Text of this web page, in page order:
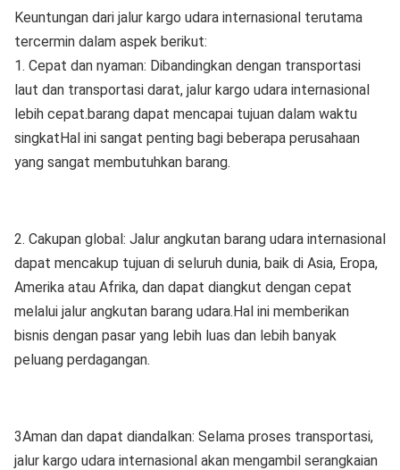
Keuntungan dari jalur kargo udara internasional terutama
tercermin dalam aspek berikut:
1. Cepat dan nyaman: Dibandingkan dengan transportasi
laut dan transportasi darat, jalur kargo udara internasional
lebih cepat.barang dapat mencapai tujuan dalam waktu
singkatHal ini sangat penting bagi beberapa perusahaan
yang sangat membutuhkan barang.
2. Cakupan global: Jalur angkutan barang udara internasional
dapat mencakup tujuan di seluruh dunia, baik di Asia, Eropa,
Amerika atau Afrika, dan dapat diangkut dengan cepat
melalui jalur angkutan barang udara.Hal ini memberikan
bisnis dengan pasar yang lebih luas dan lebih banyak
peluang perdagangan.
3Aman dan dapat diandalkan: Selama proses transportasi,
jalur kargo udara internasional akan mengambil serangkaian